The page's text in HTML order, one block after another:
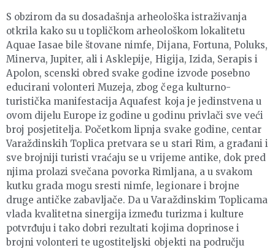
S obzirom da su dosadašnja arheološka istraživanja
otkrila kako su u topličkom arheološkom lokalitetu
Aquae Iasae bile štovane nimfe, Dijana, Fortuna, Poluks,
Minerva, Jupiter, ali i Asklepije, Higija, Izida, Serapis i
Apolon, scenski obred svake godine izvode posebno
educirani volonteri Muzeja, zbog čega kulturno-
turistička manifestacija Aquafest koja je jedinstvena u
ovom dijelu Europe iz godine u godinu privlači sve veći
broj posjetitelja. Početkom lipnja svake godine, centar
Varaždinskih Toplica pretvara se u stari Rim, a građani i
sve brojniji turisti vraćaju se u vrijeme antike, dok pred
njima prolazi svečana povorka Rimljana, a u svakom
kutku grada mogu sresti nimfe, legionare i brojne
druge antičke zabavljače. Da u Varaždinskim Toplicama
vlada kvalitetna sinergija između turizma i kulture
potvrđuju i tako dobri rezultati kojima doprinose i
brojni volonteri te ugostiteljski objekti na području